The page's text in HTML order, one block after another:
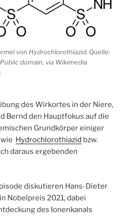
von Hydrochlorothiazid; Quelle:
domain, via Wikimedia
des Wirkortes in der Niere,
Bernd den Hauptfokus auf die
Grundkörper einiger
Hydrochlorothiazid bzw.
daraus ergebenden
diskutieren Hans-Dieter
Nobelpreis 2021, dabei
des Ionenkanals